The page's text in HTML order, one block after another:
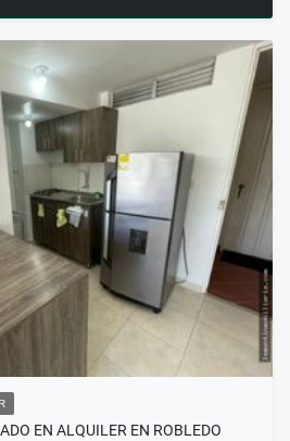
EN ALQUILER EN ROBLEDO